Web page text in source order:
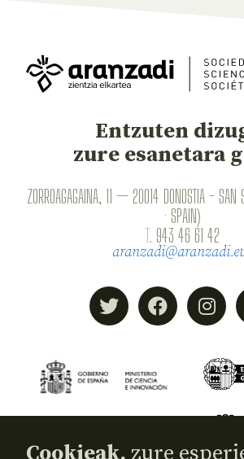
Entzuten
zure esanetara
ZORROAGAGAINA, 11 — 20014 DONOSTIA - SAN
· SPAIN)
T. 943 46 61 42